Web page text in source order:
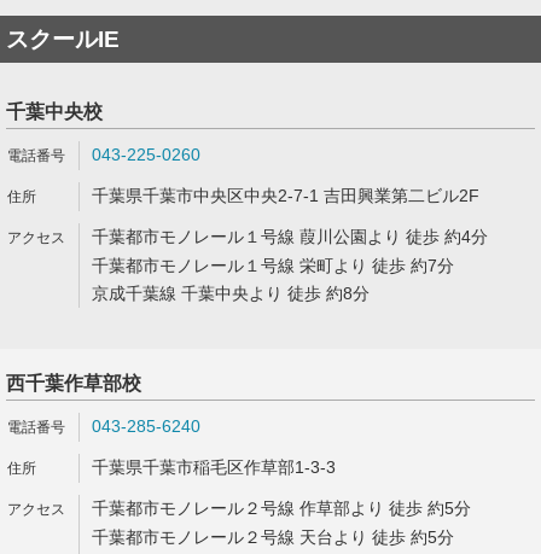
スクールIE
千葉中央校
043-225-0260
千葉県千葉市中央区中央2-7-1 吉田興業第二ビル2F
千葉都市モノレール１号線 葭川公園より 徒歩 約4分
千葉都市モノレール１号線 栄町より 徒歩 約7分
京成千葉線 千葉中央より 徒歩 約8分
西千葉作草部校
043-285-6240
千葉県千葉市稲毛区作草部1-3-3
千葉都市モノレール２号線 作草部より 徒歩 約5分
千葉都市モノレール２号線 天台より 徒歩 約5分